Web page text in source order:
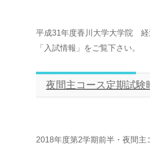
平成31年度香川大学大学院 経
「入試情報」をご覧下さ
夜間主コース定期試験
2018年度第2学期前半・夜間